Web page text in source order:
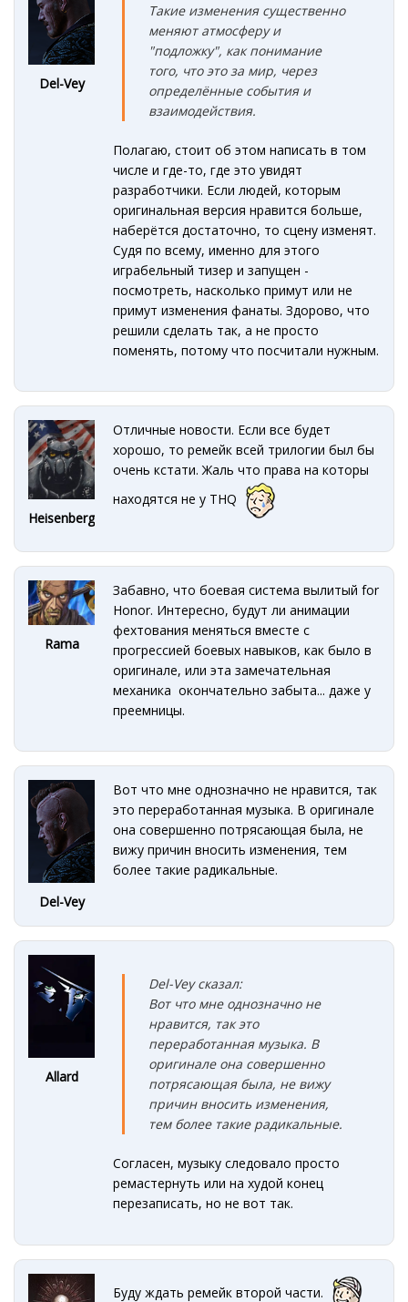
Del-Vey
Такие изменения существенно
меняют атмосферу и
"подложку", как понимание
того, что это за мир, через
определённые события и
взаимодействия.
Полагаю, стоит об этом написать в том
числе и где-то, где это увидят
разработчики. Если людей, которым
оригинальная версия нравится больше,
наберётся достаточно, то сцену изменят.
Судя по всему, именно для этого
играбельный тизер и запущен -
посмотреть, насколько примут или не
примут изменения фанаты. Здорово, что
решили сделать так, а не просто
поменять, потому что посчитали нужным.
Heisenberg
Отличные новости. Если все будет
хорошо, то ремейк всей трилогии был бы
очень кстати. Жаль что права на которы
находятся не у THQ
Rama
Забавно, что боевая система вылитый for
Honor. Интересно, будут ли анимации
фехтования меняться вместе с
прогрессией боевых навыков, как было в
оригинале, или эта замечательная
механика окончательно забыта... даже у
преемницы.
Del-Vey
Вот что мне однозначно не нравится, так
это переработанная музыка. В оригинале
она совершенно потрясающая была, не
вижу причин вносить изменения, тем
более такие радикальные.
Allard
Del-Vey сказал:
Вот что мне однозначно не
нравится, так это
переработанная музыка. В
оригинале она совершенно
потрясающая была, не вижу
причин вносить изменения,
тем более такие радикальные.
Согласен, музыку следовало просто
ремастернуть или на худой конец
перезаписать, но не вот так.
Буду ждать ремейк второй части.